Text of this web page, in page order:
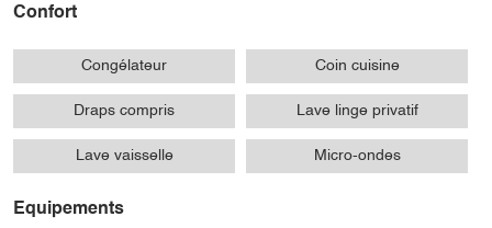
Confort
Congélateur Coin cuisine
Draps compris Lave linge privatif
Lave vaisselle Micro-ondes
Equipements